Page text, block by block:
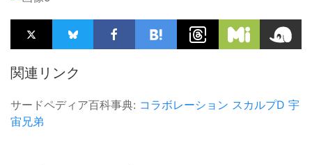
関連リンク
サードペディア百科事典: コラボレーション スカルプD 宇
宙兄弟